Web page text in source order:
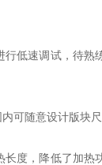
低速调试，待熟
可随意设计版块尺
度，降低了加热